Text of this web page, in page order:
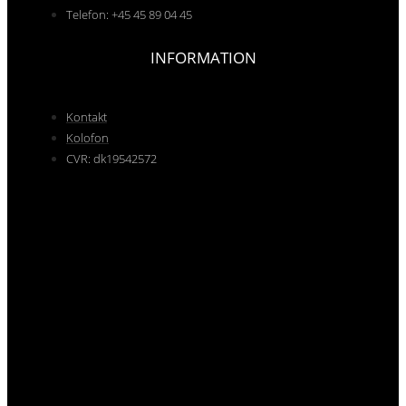
Telefon: +45 45 89 04 45
INFORMATION
Kontakt
Kolofon
CVR: dk19542572